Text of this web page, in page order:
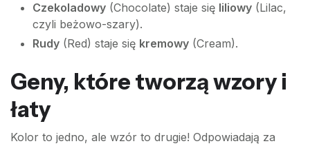
Czekoladowy (Chocolate) staje się liliowy (Lilac,
czyli beżowo-szary).
Rudy (Red) staje się kremowy (Cream).
Geny, które tworzą wzory i
łaty
Kolor to jedno, ale wzór to drugie! Odpowiadają za